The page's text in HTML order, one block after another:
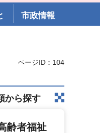
市政情報
ページID：104
から探す
齢者福祉